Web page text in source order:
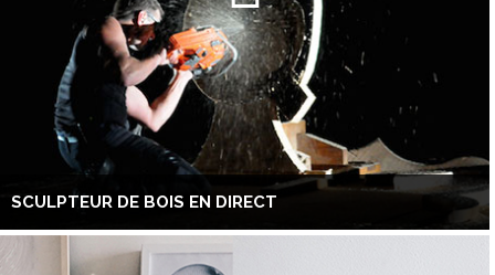
SCULPTEUR DE BOIS EN DIRECT